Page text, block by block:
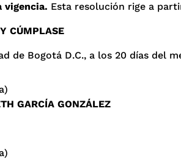
vigencia. Esta resolución rige a
CÚMPLASE
de Bogotá D.C., a los 20 días del
GARCÍA GONZÁLEZ